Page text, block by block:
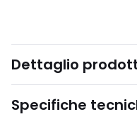
Dettaglio
Specifiche